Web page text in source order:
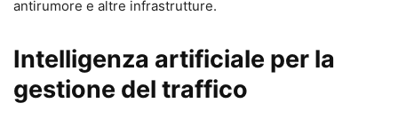
antirumore e altre infrastrutture.
Intelligenza artificiale per la
gestione del traffico